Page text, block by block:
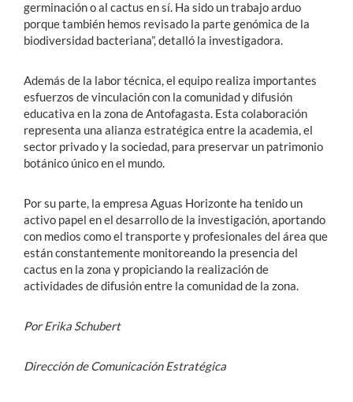
germinación o al cactus en sí. Ha sido un trabajo arduo
porque también hemos revisado la parte genómica de la
biodiversidad bacteriana”, detalló la investigadora.
Además de la labor técnica, el equipo realiza importantes
esfuerzos de vinculación con la comunidad y difusión
educativa en la zona de Antofagasta. Esta colaboración
representa una alianza estratégica entre la academia, el
sector privado y la sociedad, para preservar un patrimonio
botánico único en el mundo.
Por su parte, la empresa Aguas Horizonte ha tenido un
activo papel en el desarrollo de la investigación, aportando
con medios como el transporte y profesionales del área que
están constantemente monitoreando la presencia del
cactus en la zona y propiciando la realización de
actividades de difusión entre la comunidad de la zona.
Por Erika Schubert
Dirección de Comunicación Estratégica